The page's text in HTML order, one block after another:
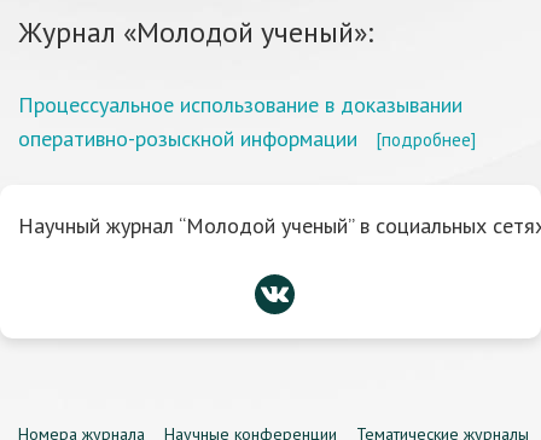
Журнал «Молодой ученый»:
Процессуальное использование в доказывании
оперативно-розыскной информации
[подробнее]
Научный журнал “Молодой ученый” в социальных
Номера журнала Научные конференции Тематические журналы